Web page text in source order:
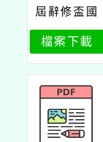
屆辭修盃國
小英語數學
能力競賽延
期公文
檔案下載